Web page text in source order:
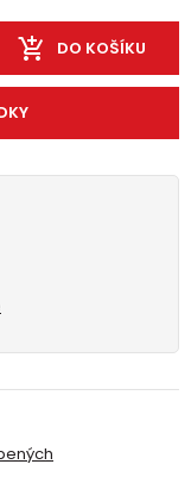
DO KOŠÍKU